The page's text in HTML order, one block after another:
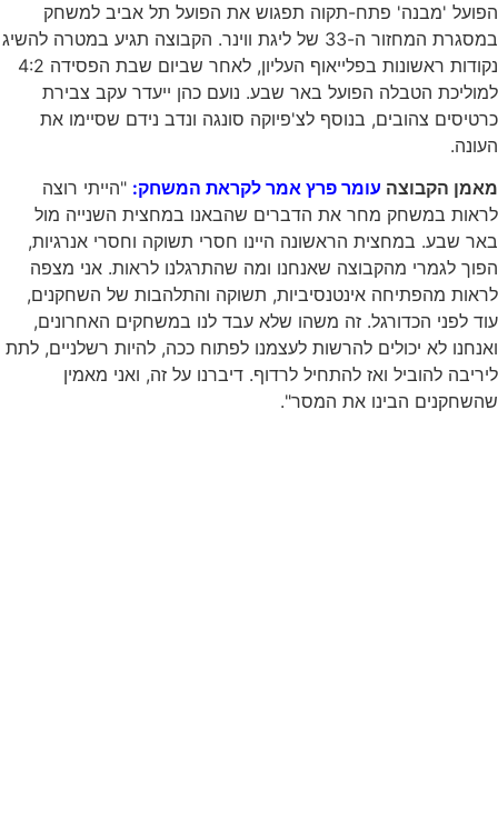
'מבנה' פתח-תקוה תפגוש את הפועל תל אביב למשחק
במסגרת המחזור ה-33 של ליגת ווינר. הקבוצה תגיע במטרה להשיג
נקודות ראשונות בפלייאוף העליון, לאחר שביום שבת הפסידה 4:2
הטבלה הפועל באר שבע. נועם כהן ייעדר עקב צבירת
צהובים, בנוסף לצ'פיוקה סונגה ונדב נידם שסיימו את
הקבוצהעומר פרץ אמר לקראת המשחק:"הייתי רוצה
במשחק מחר את הדברים שהבאנו במחצית השנייה מול
במחצית הראשונה היינו חסרי תשוקה וחסרי אנרגיות,
מהקבוצה שאנחנו ומה שהתרגלנו לראות. אני מצפה
מהפתיחה אינטנסיביות, תשוקה והתלהבות של השחקנים,
הכדורגל. זה משהו שלא עבד לנו במשחקים האחרונים,
לא יכולים להרשות לעצמנו לפתוח ככה, להיות רשלניים, לתת
להוביל ואז להתחיל לרדוף. דיברנו על זה, ואני מאמין
הבינו את המסר".